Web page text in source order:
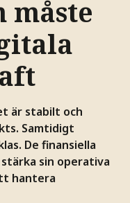
måste
är stabilt och
Samtidigt
De finansiella
sin operativa
hantera